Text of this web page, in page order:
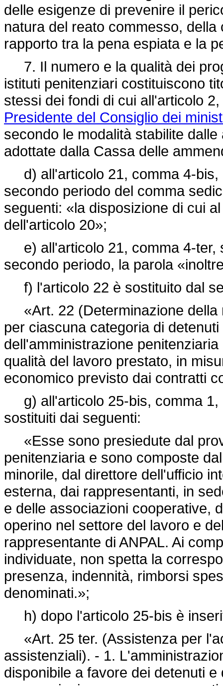
delle esigenze di prevenire il
natura del reato commesso,
rapporto tra la pena espiata e la
7. Il numero e la qualità dei
istituti penitenziari costituiscono
stessi dei fondi di cui all'articolo
Presidente del Consiglio dei
secondo le modalità stabilite
adottate dalla Cassa delle
d) all'articolo 21, comma 4-bis,
secondo periodo del comma
seguenti: «la disposizione di cui
dell'articolo 20»;
e) all'articolo 21, comma 4-ter,
secondo periodo, la parola
f) l'articolo 22 è sostituito dal
«Art. 22 (Determinazione della
per ciascuna categoria di
dell'amministrazione
qualità del lavoro prestato, in
economico previsto dai contratti
g) all'articolo 25-bis, comma 1,
sostituiti dai seguenti:
«Esse sono presiedute dal
penitenziaria e sono composte
minorile, dal direttore dell'ufficio
esterna, dai rappresentanti, in
e delle associazioni cooperative,
operino nel settore del lavoro e
rappresentante di ANPAL. Ai
individuate, non spetta la
presenza, indennità, rimborsi
denominati.»;
h) dopo l'articolo 25-bis è
«Art. 25 ter. (Assistenza per
assistenziali). - 1.
disponibile a favore dei detenuti